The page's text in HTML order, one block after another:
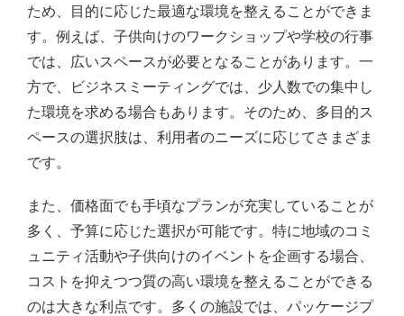
ため、目的に応じた最適な環境を整えることができま
す。例えば、子供向けのワークショップや学校の行事
では、広いスペースが必要となることがあります。一
方で、ビジネスミーティングでは、少人数での集中し
た環境を求める場合もあります。そのため、多目的ス
ペースの選択肢は、利用者のニーズに応じてさまざま
です。
また、価格面でも手頃なプランが充実していることが
多く、予算に応じた選択が可能です。特に地域のコミ
ュニティ活動や子供向けのイベントを企画する場合、
コストを抑えつつ質の高い環境を整えることができる
のは大きな利点です。多くの施設では、パッケージプ